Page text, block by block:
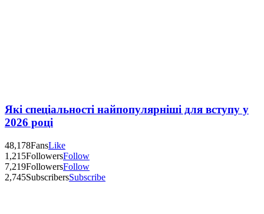
Які спеціальності найпопулярніші для вступу у
2026 році
48,178FansLike
1,215FollowersFollow
7,219FollowersFollow
2,745SubscribersSubscribe